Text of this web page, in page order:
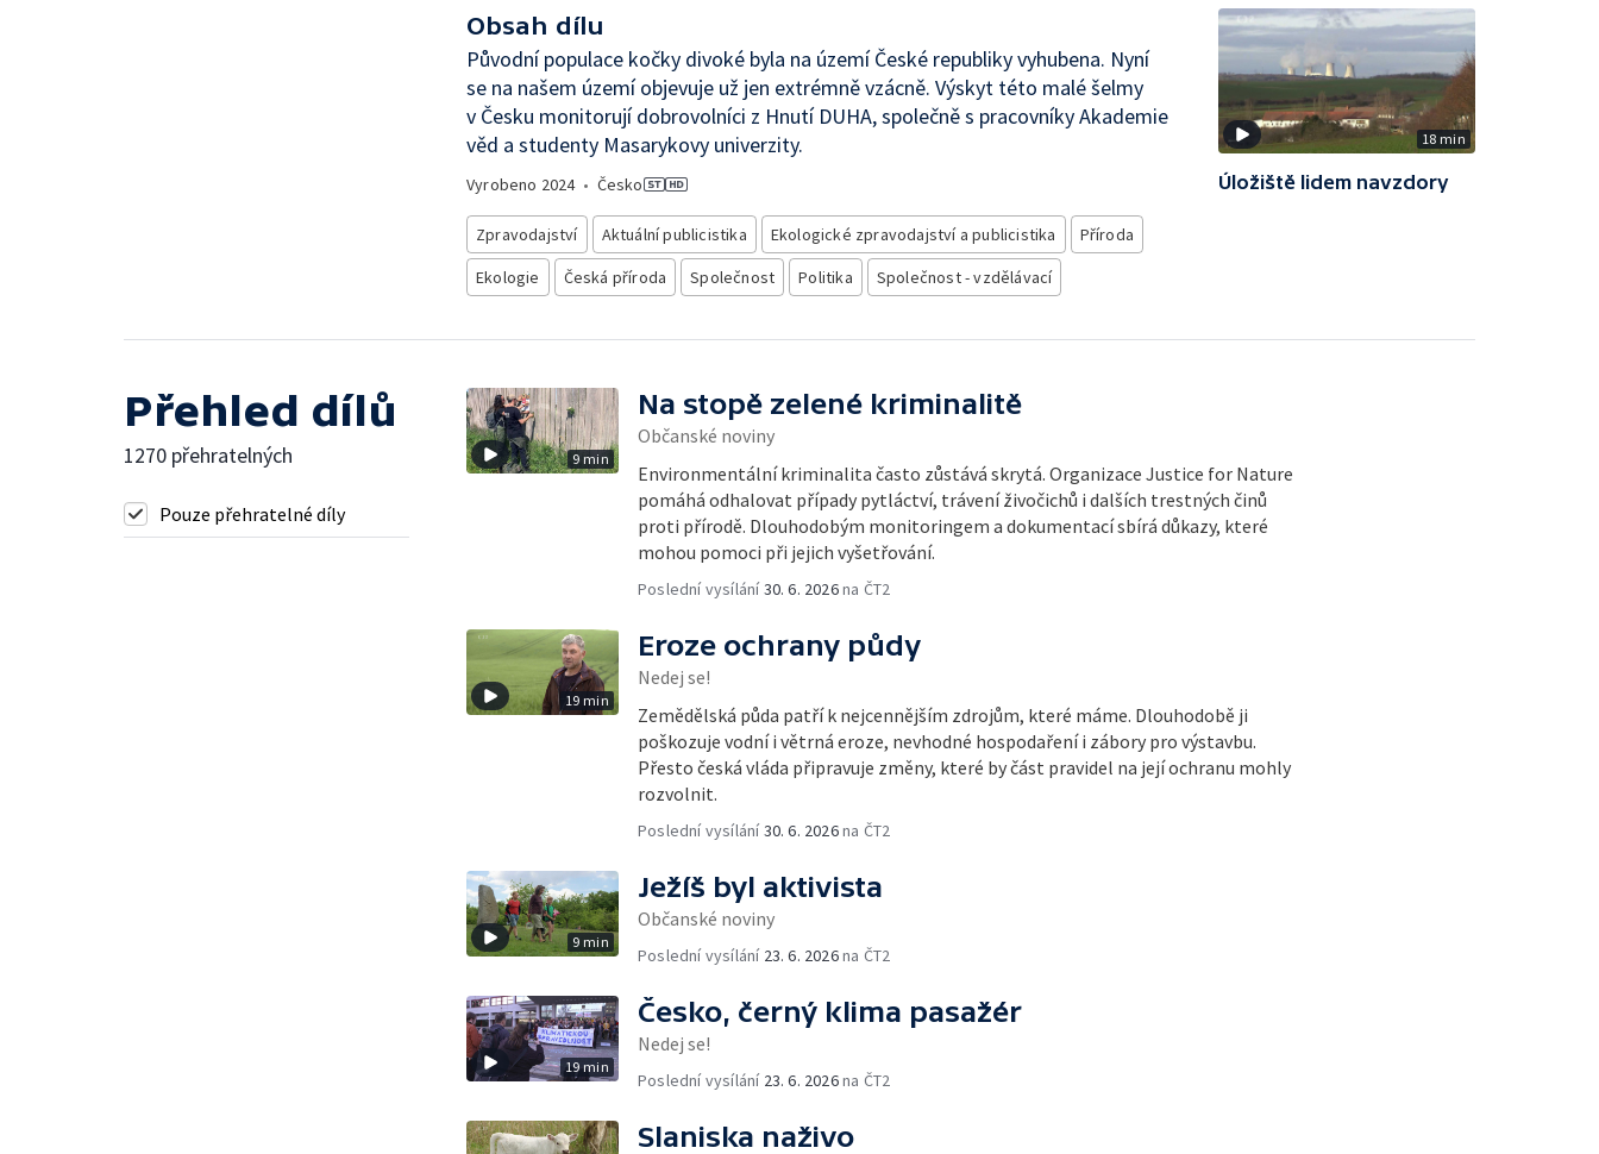
Obsah dílu
Původní populace kočky divoké byla na území České republiky vyhubena. Nyní
se na našem území objevuje už jen extrémně vzácně. Výskyt této malé šelmy
v Česku monitorují dobrovolníci z Hnutí DUHA, společně s pracovníky Akademie
věd a studenty Masarykovy univerzity.
Vyrobeno 2024• Česko
Zpravodajství Aktuální publicistika Ekologické zpravodajství a publicistika
Příroda
Ekologie
Česká příroda Společnost Politika Společnost - vzdělávací
18 min
Úložiště lidem navzdory
Přehled dílů
1270 přehratelných
Pouze přehratelné díly
9 min
Na stopě zelené kriminalitě
Občanské noviny
Environmentální kriminalita často zůstává skrytá. Organizace Justice for Nature
pomáhá odhalovat případy pytláctví, trávení živočichů i dalších trestných činů
proti přírodě. Dlouhodobým monitoringem a dokumentací sbírá důkazy, které
mohou pomoci při jejich vyšetřování.
Poslední vysílání30. 6. 2026na ČT2
19 min
Eroze ochrany půdy
Nedej se!
Zemědělská půda patří k nejcennějším zdrojům, které máme. Dlouhodobě ji
poškozuje vodní i větrná eroze, nevhodné hospodaření i zábory pro výstavbu.
Přesto česká vláda připravuje změny, které by část pravidel na její ochranu mohly
rozvolnit.
Poslední vysílání30. 6. 2026na ČT2
9 min
Ježíš byl aktivista
Občanské noviny
Poslední vysílání 23. 6. 2026na ČT2
19 min
Česko, černý klima pasažér
Nedej se!
Poslední vysílání 23. 6. 2026na ČT2
Slaniska naživo